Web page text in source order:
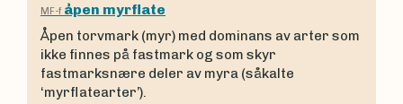
MF-f åpen myrflate
Åpen torvmark (myr) med dominans av arter som
ikke finnes på fastmark og som skyr
fastmarksnære deler av myra (såkalte
‘myrflatearter’).